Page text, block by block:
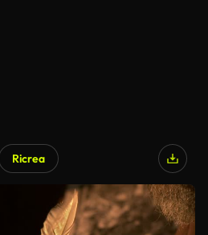
Ricrea